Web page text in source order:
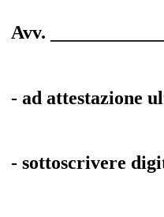
Avv.
- ad attestazione
- sottoscrivere